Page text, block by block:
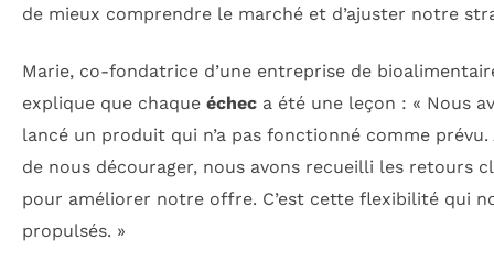
de mieux comprendre le marché et d’ajuster notre
Marie, co-fondatrice d’une entreprise de
explique que chaque échec a été une leçon : « Nous
lancé un produit qui n’a pas fonctionné comme prévu.
de nous décourager, nous avons recueilli les retours
pour améliorer notre offre. C’est cette flexibilité qui
propulsés. »